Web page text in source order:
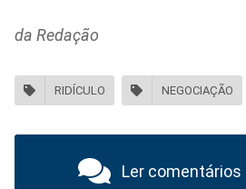
da Redação
RIDÍCULO NEGOCIAÇÃO
Ler